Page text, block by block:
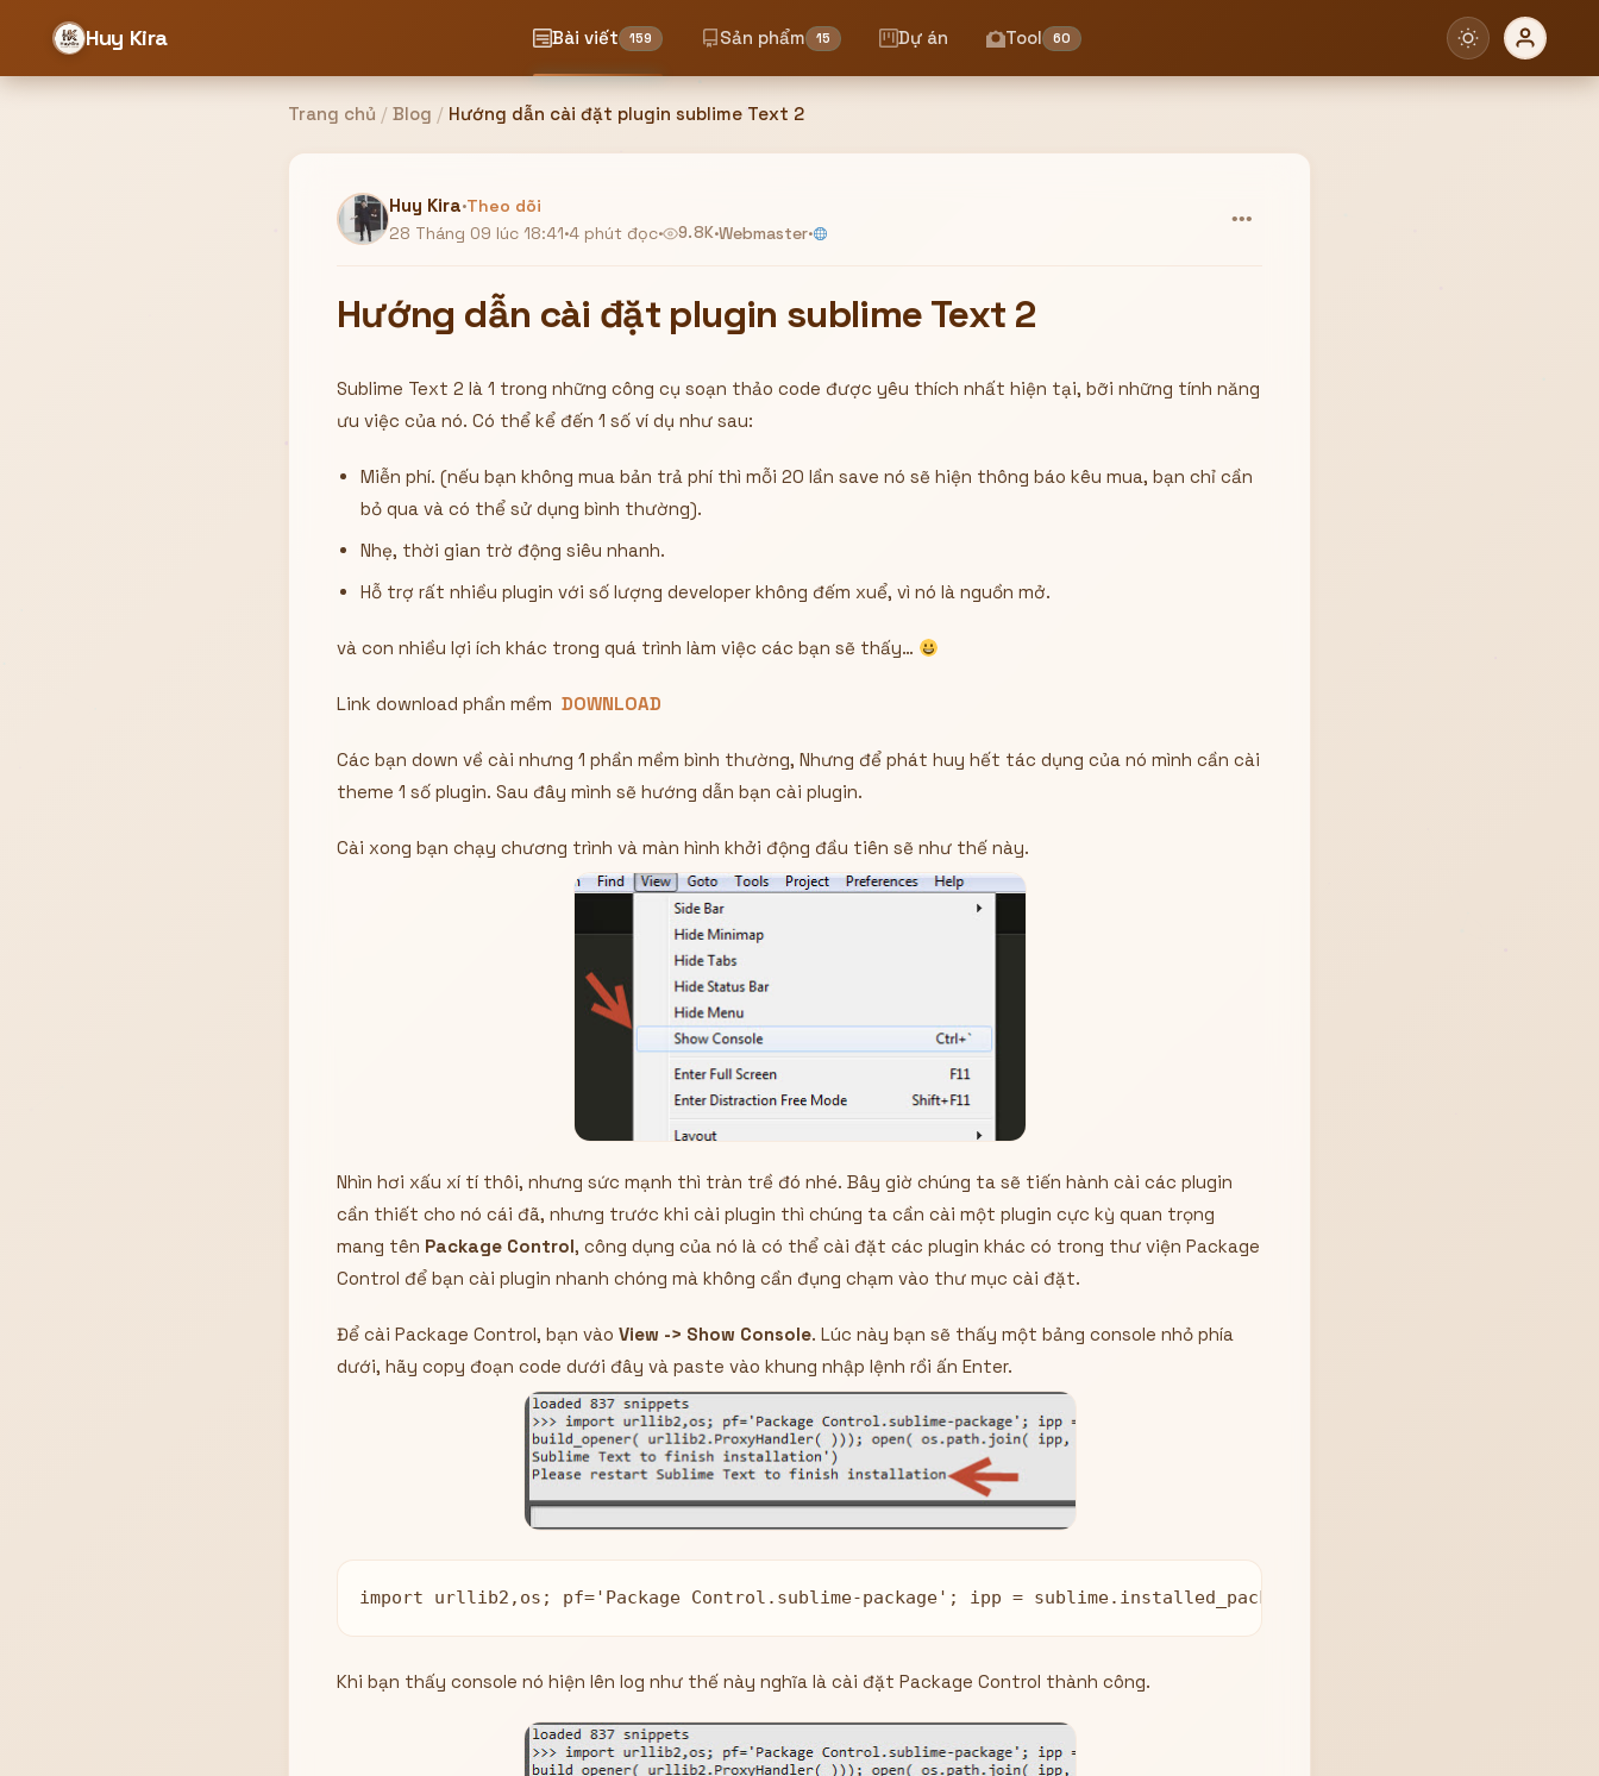
Huy Kira Bài viết 159 Sản phẩm 15 Dự án Tool 60
Đăng ký
Hiển thị
Quên mật khẩu ?
Đăng ký
Trang chủ / Blog / Hướng dẫn cài đặt plugin sublime Text 2
Huy Kira·Theo dõi
28 Tháng 09 lúc 18:41·4 phút đọc· 9.8K·Webmaster·
•••
Hướng dẫn cài đặt plugin sublime Text 2
Sublime Text 2 là 1 trong những công cụ soạn thảo code được yêu thích nhất hiện tại, bỡi những tính năng
ưu việc của nó. Có thể kể đến 1 số ví dụ như sau:
Miễn phí. (nếu bạn không mua bản trả phí thì mỗi 20 lần save nó sẽ hiện thông báo kêu mua, bạn chỉ cần
bỏ qua và có thể sử dụng bình thường).
Nhẹ, thời gian trờ động siêu nhanh.
Hỗ trợ rất nhiều plugin với số lượng developer không đếm xuể, vì nó là nguồn mở.
và con nhiều lợi ích khác trong quá trình làm việc các bạn sẽ thấy…
Link download phần mềm DOWNLOAD
Các bạn down về cài nhưng 1 phần mềm bình thường, Nhưng để phát huy hết tác dụng của nó mình cần cài
theme 1 số plugin. Sau đây mình sẽ hướng dẫn bạn cài plugin.
Cài xong bạn chạy chương trình và màn hình khởi động đầu tiên sẽ như thế này.
Nhìn hơi xấu xí tí thôi, nhưng sức mạnh thì tràn trề đó nhé. Bây giờ chúng ta sẽ tiến hành cài các plugin
cần thiết cho nó cái đã, nhưng trước khi cài plugin thì chúng ta cần cài một plugin cực kỳ quan trọng
mang tên Package Control, công dụng của nó là có thể cài đặt các plugin khác có trong thư viện Package
Control để bạn cài plugin nhanh chóng mà không cần đụng chạm vào thư mục cài đặt.
Để cài Package Control, bạn vào View -> Show Console. Lúc này bạn sẽ thấy một bảng console nhỏ phía
dưới, hãy copy đoạn code dưới đây và paste vào khung nhập lệnh rồi ấn Enter.
Khi bạn thấy console nó hiện lên log như thế này nghĩa là cài đặt Package Control thành công.